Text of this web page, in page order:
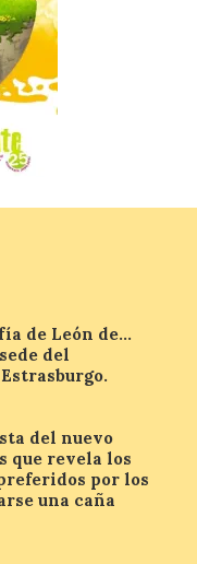
de
de León de…
del
del nuevo
que revela los
por los
una caña